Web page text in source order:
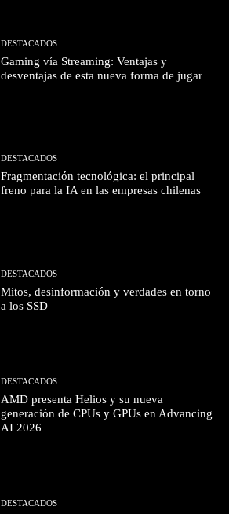
DESTACADOS
Gaming vía Streaming: Ventajas y
desventajas de esta nueva forma de jugar
DESTACADOS
Fragmentación tecnológica: el principal
freno para la IA en las empresas chilenas
DESTACADOS
Mitos, desinformación y verdades en torno
a los SSD
DESTACADOS
AMD presenta Helios y su nueva
generación de CPUs y GPUs en Advancing
AI 2026
DESTACADOS